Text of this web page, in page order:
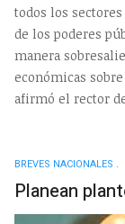
todos los
de los poderes
manera
económicas
afirmó el rector
BREVES NACIONALES
Planean